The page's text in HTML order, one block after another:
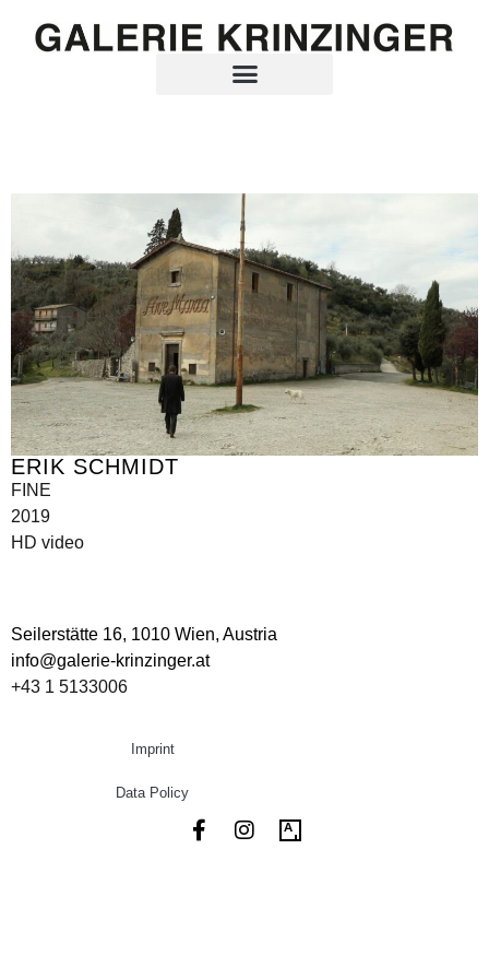
ERIK SCHMIDT
FINE
2019
HD video
Seilerstätte 16, 1010 Wien, Austria
info@galerie-krinzinger.at
+43 1 5133006
Imprint
Data Policy